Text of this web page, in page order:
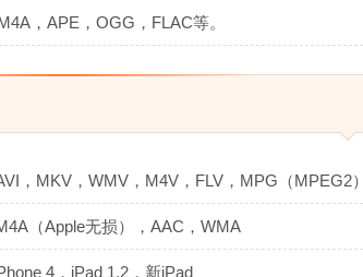
，APE，OGG，FLAC等。
，MKV，WMV，M4V，FLV，MPG（MPEG2
（Apple无损），AAC，WMA
4，iPad 1,2，新iPad